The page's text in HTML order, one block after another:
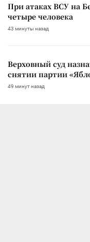
При атаках ВСУ на
четыре человека
43 минуты назад
Верховный суд
снятии партии
49 минут назад